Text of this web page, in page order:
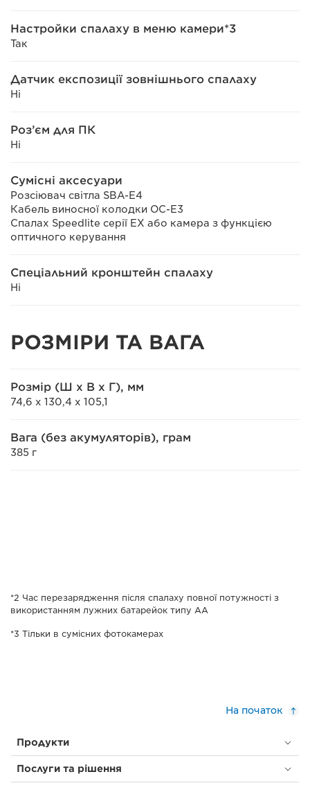
Настройки спалаху в меню камери*3
Так
Датчик експозиції зовнішнього спалаху
Ні
Роз’єм для ПК
Ні
Сумісні аксесуари
Розсіювач світла SBA-E4
Кабель виносної колодки OC-E3
Спалах Speedlite серії EX або камера з функцією
оптичного керування
Спеціальний кронштейн спалаху
Ні
РОЗМІРИ ТА ВАГА
Розмір (Ш x В x Г), мм
74,6 x 130,4 x 105,1
Вага (без акумуляторів), грам
385 г
*2 Час перезарядження після спалаху повної потужності з
використанням лужних батарейок типу AA
*3 Тільки в сумісних фотокамерах
На початок
Продукти
Послуги та рішення